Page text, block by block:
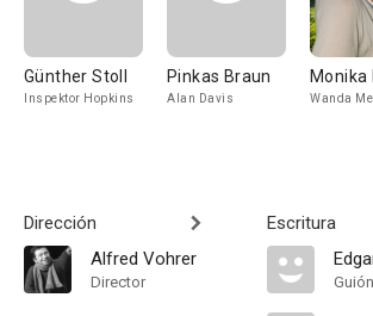
Günther Stoll
Inspektor Hopkins
Pinkas Braun
Alan Davis
Monika
Wanda
Dirección
Alfred Vohrer
Director
Escritura